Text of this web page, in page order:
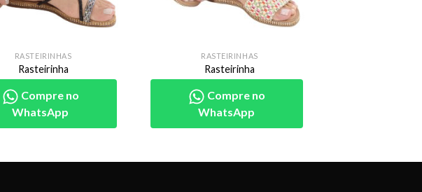
RASTEIRINHAS
Rasteirinha
Compre no
WhatsApp
RASTEIRINHAS
Rasteirinha
Compre no
WhatsApp